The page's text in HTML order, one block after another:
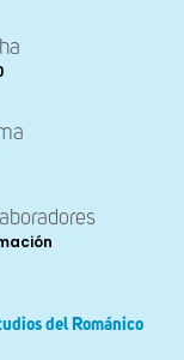
del Románico